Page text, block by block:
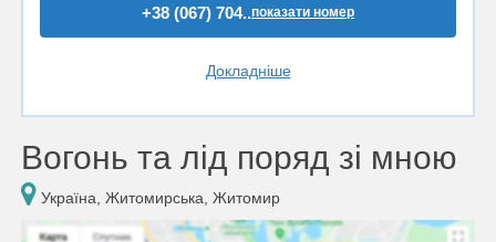
+38 (067) 704..показати номер
Докладніше
Вогонь та лід поряд зі мною
Україна, Житомирська, Житомир